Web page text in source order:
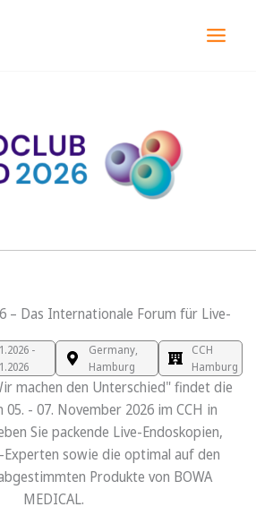
– Das Internationale Forum für Live-
-
Germany,
Hamburg
CCH
Hamburg
machen den Unterschied" findet die
- 07. November 2026 im CCH in
Sie packende Live-Endoskopien,
sowie die optimal auf den
Produkte von BOWA
MEDICAL.